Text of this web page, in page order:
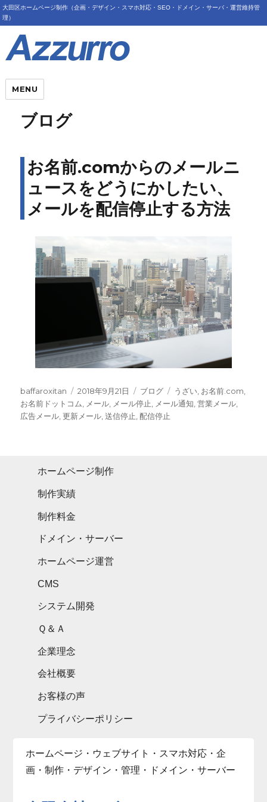
大田区ホームページ制作（企画・デザイン・スマホ対応・SEO・ドメイン・サーバ・運営維持管
理）
MENU
ブログ
お名前.comからのメールニ
ュースをどうにかしたい、
メールを配信停止する方法
Author
baffaroxitan
Posted
on
2018年9月21日 Categories
ブログ Tags
うざい お名前.com
お名前ドットコム
メール メール停止 メール通知 ,営業メール
広告メール ,更新メール ,送信停止 ,配信停止
ホームページ制作
制作実績
制作料金
ドメイン・サーバー
ホームページ運営
CMS
システム開発
Ｑ＆Ａ
企業理念
会社概要
お客様の声
プライバシーポリシー
ホームページ・ウェブサイト・スマホ対応・企
画・制作・デザイン・管理・ドメイン・サーバー